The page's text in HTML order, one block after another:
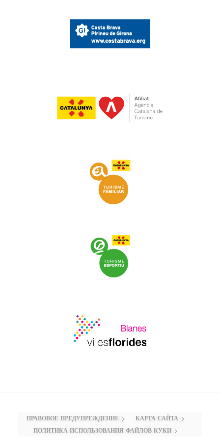
ПРАВОВОЕ ПРЕДУПРЕЖДЕНИЕ КАРТА САЙТА
ПОЛИТИКА ИСПОЛЬЗОВАНИЯ ФАЙЛОВ КУКИ